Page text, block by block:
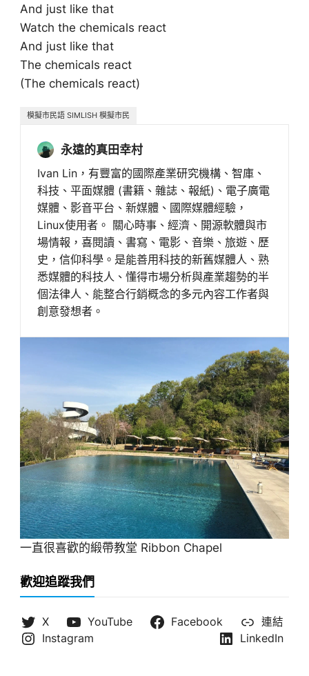
And just like that
Watch the chemicals react
And just like that
The chemicals react
(The chemicals react)
模擬市民語 SIMLISH 模擬市民
永遠的真田幸村
Ivan Lin，有豐富的國際產業研究機構、智庫、
科技、平面媒體 (書籍、雜誌、報紙)、電子廣電
媒體、影音平台、新媒體、國際媒體經驗，
Linux使用者。 關心時事、經濟、開源軟體與市
場情報，喜閱讀、書寫、電影、音樂、旅遊、歷
史，信仰科學。是能善用科技的新舊媒體人、熟
悉媒體的科技人、懂得市場分析與產業趨勢的半
個法律人、能整合行銷概念的多元內容工作者與
創意發想者。
一直很喜歡的緞帶教堂 Ribbon Chapel
歡迎追蹤我們
X YouTube Facebook
連結
Instagram
LinkedIn